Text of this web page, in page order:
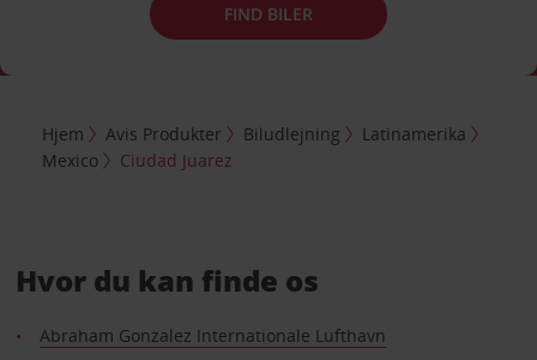
FIND BILER
Hjem Avis Produkter Biludlejning
Latinamerika
Mexico
Ciudad Juarez
Hvor du kan finde os
Abraham Gonzalez Internationale Lufthavn